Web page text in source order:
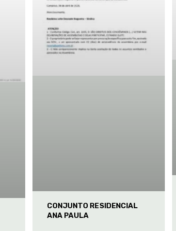
CONJUNTO RESIDENCIAL
ANA PAULA